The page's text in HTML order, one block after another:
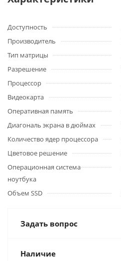
Доступность
Производитель
Тип матрицы
Разрешение
Процессор
Видеокарта
Оперативная память
Диагональ экрана в дюймах
Количество ядер процессора
Цветовое решение
Операционная система
ноутбука
Объем SSD
Задать вопрос
Наличие